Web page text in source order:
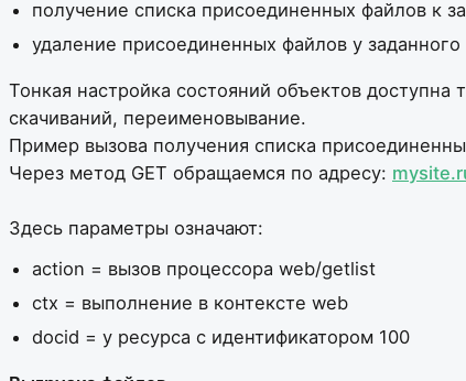
получение списка присоединенных файлов к
удаление присоединенных файлов у заданного
Тонкая настройка состояний объектов
скачиваний, переименовывание.
Пример вызова получения списка
Через метод GET обращаемся по адресу:
Здесь параметры означают:
action = вызов процессора web/getlist
ctx = выполнение в контексте web
docid = у ресурса с идентификатором 100